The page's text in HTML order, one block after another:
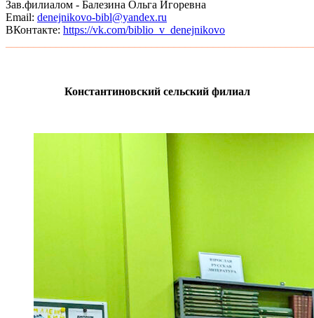
Зав.филиалом - Балезина Ольга Игоревна
Email: denejnikovo-bibl@yandex.ru
ВКонтакте: https://vk.com/biblio_v_denejnikovo
Константиновский сельский филиал